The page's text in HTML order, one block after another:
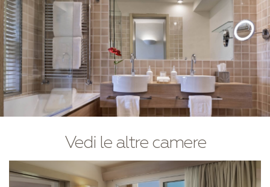
Vedi le altre camere